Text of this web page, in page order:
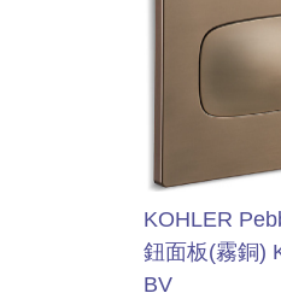
KOHLER
鈕面板(霧銅)
BV